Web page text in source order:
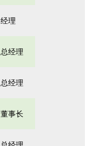
经理
总经理
总经理
董事长